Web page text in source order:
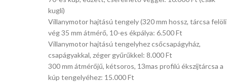
kugli)
Villanymotor hajtású tengely (320 mm hossz, tárcsa felöli
vég 35 mm átmérő, 10-es ékpálya: 6.500 Ft
Villanymotor hajtású tengelyhez csőcsapágyház,
csapágyakkal, zéger gyűrűkkel: 8.000 Ft
300 mm átmérőjű, kétsoros, 13mas profilú ékszíjtárcsa a
kúp tengelyéhez: 15.000 Ft